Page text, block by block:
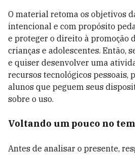
O material retoma os objetivos
intencional e com propósito
e proteger o direito à promoção
crianças e adolescentes. Então,
e quiser desenvolver uma
recursos tecnológicos pessoais,
alunos que peguem seus
sobre o uso.
Voltando um pouco no
Antes de analisar o presente,